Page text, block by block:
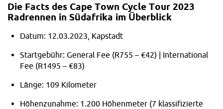
Die Facts des Cape Town Cycle Tour 2023
Radrennen in Südafrika im Überblick
Datum: 12.03.2023, Kapstadt
Startgebühr: General Fee (R755 – €42) | International
Fee (R1495 – €83)
Länge: 109 Kilometer
Höhenzunahme: 1.200 Höhenmeter (7 klassifizierte